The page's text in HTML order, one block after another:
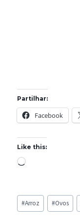
Partilhar:
Facebook
Like this:
L
d
i
Post
Tags:
#Arroz #Ovos